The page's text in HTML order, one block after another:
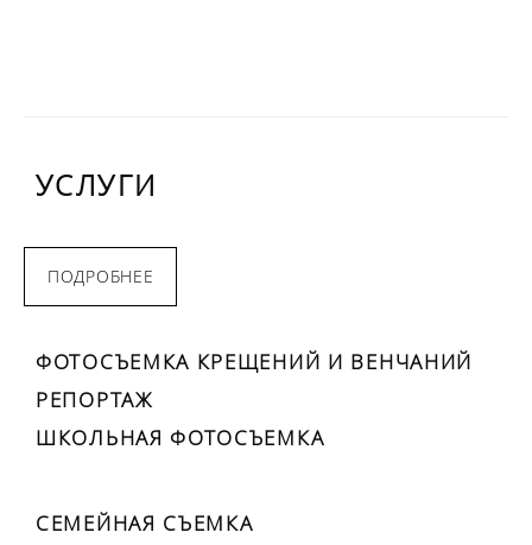
УСЛУГИ
ПОДРОБНЕЕ
ФОТОСЪЕМКА КРЕЩЕНИЙ И ВЕНЧАНИЙ
РЕПОРТАЖ
ШКОЛЬНАЯ ФОТОСЪЕМКА
СЕМЕЙНАЯ СЪЕМКА